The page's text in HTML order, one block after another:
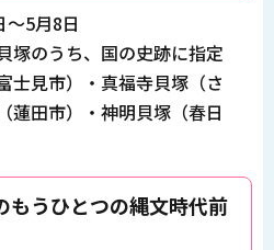
5月8日
塚のうち、国の史跡に指定
士見市）・真福寺貝塚（さ
蓮田市）・神明貝塚（春日
もうひとつの縄文時代前